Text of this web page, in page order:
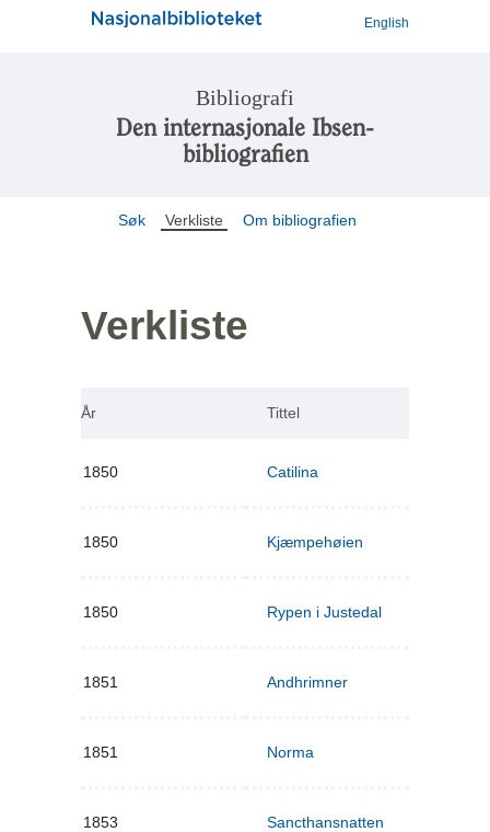
English
Bibliografi
Den internasjonale Ibsen-
bibliografien
Søk Verkliste Om bibliografien
Verkliste
År Tittel
1850 Catilina
1850 Kjæmpehøien
1850 Rypen i Justedal
1851 Andhrimner
1851 Norma
1853 Sancthansnatten